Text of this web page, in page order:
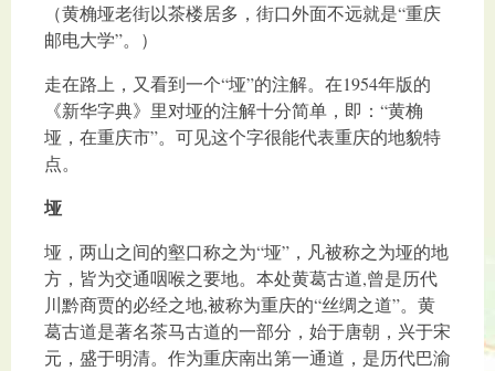
（黄桷垭老街以茶楼居多，街口外面不远就是“重庆
邮电大学”。）
走在路上，又看到一个“垭”的注解。在1954年版的
《新华字典》里对垭的注解十分简单，即：“黄桷
垭，在重庆市”。可见这个字很能代表重庆的地貌特
点。
垭
垭，两山之间的壑口称之为“垭”，凡被称之为垭的地
方，皆为交通咽喉之要地。本处黄葛古道,曾是历代
川黔商贾的必经之地,被称为重庆的“丝绸之道”。黄
葛古道是著名茶马古道的一部分，始于唐朝，兴于宋
元，盛于明清。作为重庆南出第一通道，是历代巴渝